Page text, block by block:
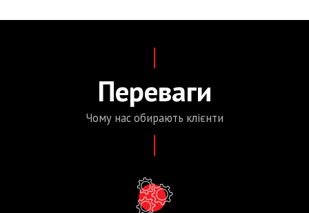
Переваги
Чому насобирають клієнти